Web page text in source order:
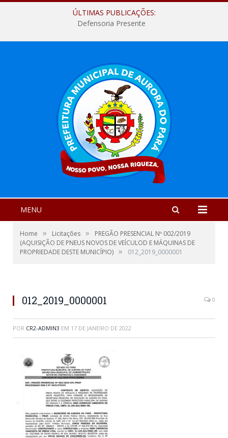
ÚLTIMAS PUBLICAÇÕES:
Defensoria Presente
MENU
Home » Licitações »
PREGÃO PRESENCIAL Nº 002/2019
(AQUISIÇÃO DE PNEUS NOVOS DE VEÍCULOD E MÁQUINAS DE
PROPRIEDADE DESTE MUNICÍPIO) » 012_2019_0000001
012_2019_0000001 0
POR CR2-ADMIN3 EM 17 DE JANEIRO DE 2022